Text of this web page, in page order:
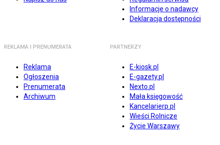
Informacje o nadawcy
Deklaracja dostępności
REKLAMA I PRENUMERATA
Reklama
Ogłoszenia
Prenumerata
Archiwum
PARTNERZY
E-kiosk.pl
E-gazety.pl
Nexto.pl
Mała księgowość
Kancelarierp.pl
Wieści Rolnicze
Życie Warszawy